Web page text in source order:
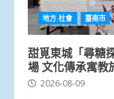
地方.社會 臺南市
甜覓東城「尋糖
場 文化傳承寓教
2026-08-09